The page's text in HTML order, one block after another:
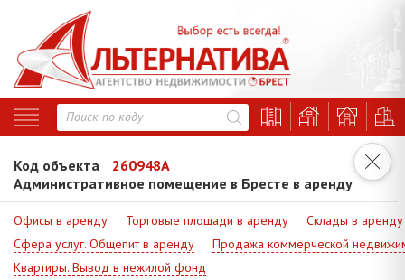
Код объекта
260948A
Административное помещение в Бресте в аренду
Офисы в аренду Торговые площади в аренду
Склады в аренду
Сфера услуг. Общепит в аренду
Продажа коммерческой
Квартиры. Вывод в нежилой фонд